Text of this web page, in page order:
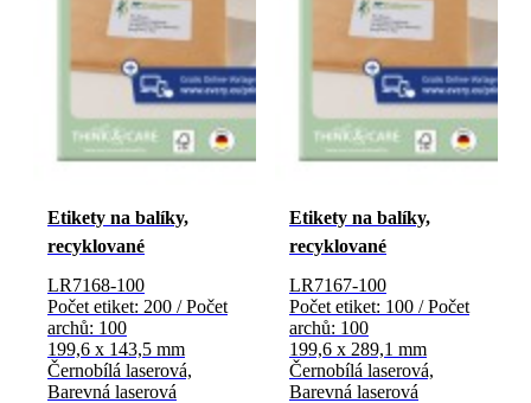
Etikety na balíky,
recyklované
LR7168-100
Počet etiket: 200 / Počet
archů: 100
199,6 x 143,5 mm
Černobílá laserová,
Barevná laserová
Etikety na balíky,
recyklované
LR7167-100
Počet etiket: 100 / Počet
archů: 100
199,6 x 289,1 mm
Černobílá laserová,
Barevná laserová